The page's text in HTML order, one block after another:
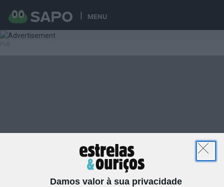
MENU
Damos valor à sua privacidade